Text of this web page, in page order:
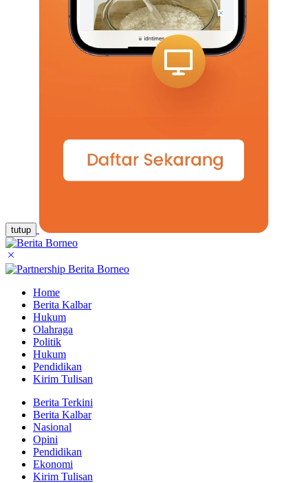
tutup
Home
Berita Kalbar
Hukum
Olahraga
Politik
Hukum
Pendidikan
Kirim Tulisan
Berita Terkini
Berita Kalbar
Nasional
Opini
Pendidikan
Ekonomi
Kirim Tulisan